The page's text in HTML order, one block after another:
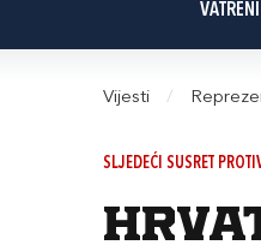
VATRENI
Vijesti /
SLJEDEĆI SUSRET